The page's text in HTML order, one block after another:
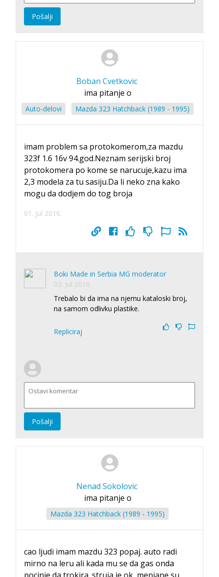
Pošalji
Boban Cvetkovic
ima pitanje o
Auto-delovi Mazda 323 Hatchback (1989 - 1995)
imam problem sa protokomerom,za mazdu
323f 1.6 16v 94.god.Neznam serijski broj
protokomera po kome se narucuje,kazu ima
2,3 modela za tu sasiju.Da li neko zna kako
mogu da dodjem do tog broja
01. Jul 2016.
Boki Made in Serbia MG moderator
02. Jul 2016.
Trebalo bi da ima na njemu kataloski broj,
na samom odlivku plastike.
Repliciraj
Pošalji
Nenad Sokolovic
ima pitanje o
Mazda 323 Hatchback (1989 - 1995)
cao ljudi imam mazdu 323 popaj. auto radi
mirno na leru ali kada mu se da gas onda